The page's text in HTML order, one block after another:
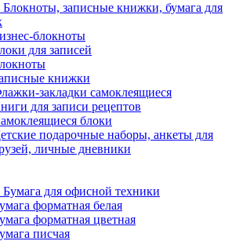
Блокноты, записные книжки, бумага для
блокноты
для записей
книжки
закладки самоклеящиеся
для записи рецептов
блоки
подарочные наборы, анкеты для
личные дневники
Бумага для офисной техники
форматная белая
форматная цветная
писчая